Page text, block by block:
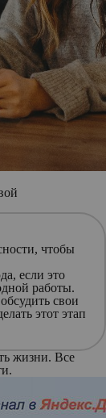
, чтобы
, если это
работы.
обсудить свои
этот этап
жизни. Все